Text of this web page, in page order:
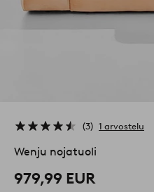
3 1 arvostelu
Wenju nojatuoli
979,99 EUR